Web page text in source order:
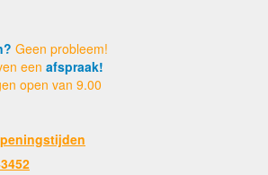
Geen probleem!
een afspraak!
open van 9.00